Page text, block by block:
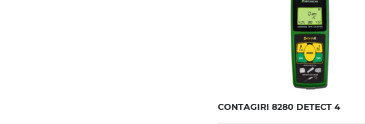
CONTAGIRI 8280 DETECT 4